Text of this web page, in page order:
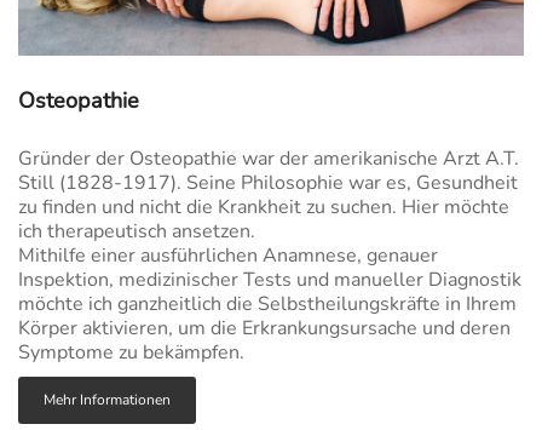
Osteopathie
Gründer der Osteopathie war der amerikanische Arzt A.T.
Still (1828-1917). Seine Philosophie war es, Gesundheit
zu finden und nicht die Krankheit zu suchen. Hier möchte
ich therapeutisch ansetzen.
Mithilfe einer ausführlichen Anamnese, genauer
Inspektion, medizinischer Tests und manueller Diagnostik
möchte ich ganzheitlich die Selbstheilungskräfte in Ihrem
Körper aktivieren, um die Erkrankungsursache und deren
Symptome zu bekämpfen.
Mehr Informationen